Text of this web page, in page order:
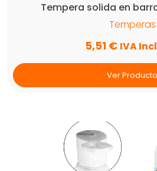
Tempera solida en
Temperas
5,51 € IVA
Ver Producto